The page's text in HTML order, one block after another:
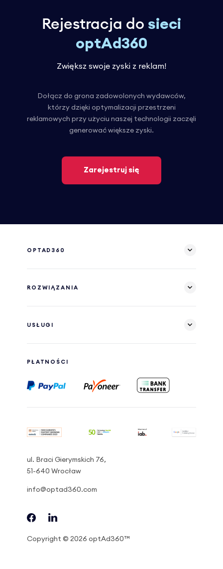
Rejestracja do sieci
optAd360
Zwiększ swoje zyski z reklam!
Dołącz do grona zadowolonych wydawców,
którzy dzięki optymalizacji przestrzeni
reklamowych przy użyciu naszej technologii zaczęli
generować większe zyski.
Zarejestruj się
OPTAD360
ROZWIĄZANIA
USŁUGI
PŁATNOŚCI
ul. Braci Gierymskich 76,
51-640 Wrocław
info@optad360.com
Copyright © 2026 optAd360™